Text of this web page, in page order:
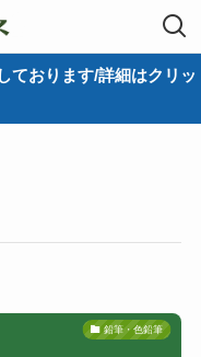
ております/詳細はクリッ
鉛筆・色鉛筆